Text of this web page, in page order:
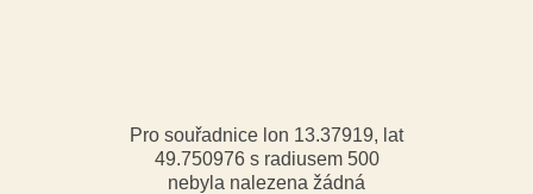
Pro souřadnice lon 13.37919, lat
49.750976 s radiusem 500
nebyla nalezena žádná